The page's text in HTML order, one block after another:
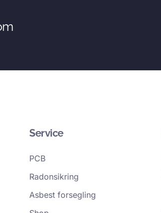
Service
PCB
Radonsikring
Asbest forsegling